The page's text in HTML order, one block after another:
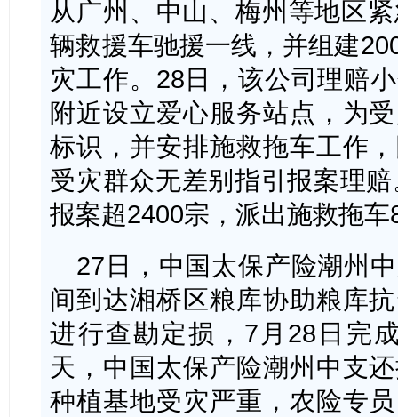
从广州、中山、梅州等地区
辆救援车驰援一线，并组建
灾工作。28日，该公司理赔
附近设立爱心服务站点，为
标识，并安排施救拖车工作
受灾群众无差别指引报案理
报案超2400宗，派出施救拖
27日，中国太保产险潮州
间到达湘桥区粮库协助粮库
进行查勘定损，7月28日完
天，中国太保产险潮州中支
种植基地受灾严重，农险专